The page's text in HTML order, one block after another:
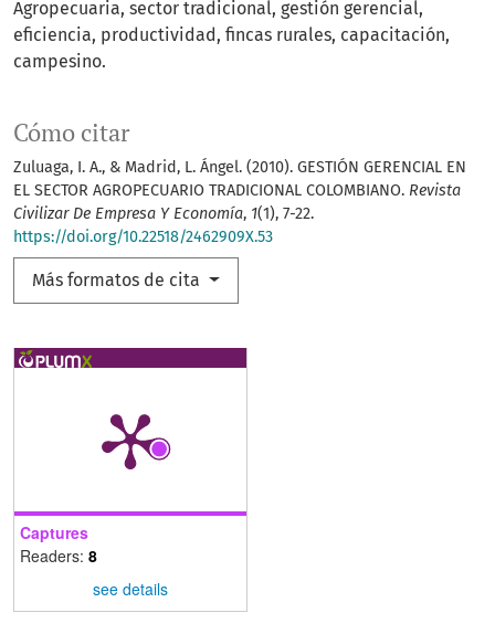
Agropecuaria sector tradicional gestión gerencial
eficiencia productividad fincas rurales capacitación
campesino.
Cómo citar
Zuluaga, I. A., & Madrid, L. Ángel. (2010). GESTIÓN GERENCIAL EN
EL SECTOR AGROPECUARIO TRADICIONAL COLOMBIANO. Revista
Civilizar De Empresa Y Economía, 1(1), 7-22.
https://doi.org/10.22518/2462909X.53
Más formatos de cita
Captures
Readers: 8
see details